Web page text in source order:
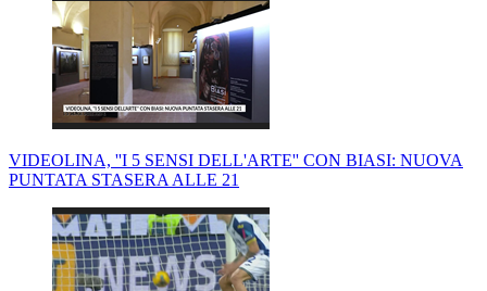
VIDEOLINA, ''I 5 SENSI DELL'ARTE'' CON BIASI: NUOVA
PUNTATA STASERA ALLE 21